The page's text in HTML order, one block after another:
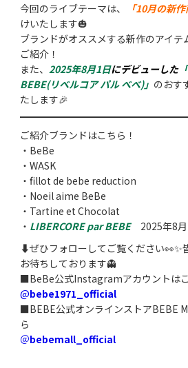
今回のライブテーマは、 「10月の新
けいたします🎃
ブランドがオススメする新作のアイテ
ご紹介！
また、 2025年8月1日にデビューした
BEBE(リベルコア パル べべ)」 のおす
たします🎉
ご紹介ブランドはこちら！
・BeBe
・WASK
・fillot de bebe reduction
・Noeil aime BeBe
・Tartine et Chocolat
・ LIBERCORE par BEBE2025年8月
⬇️ぜひフォローしてご覧ください👀✨
お待ちしております👻
■BeBe公式Instagramアカウントは
@bebe1971_official
■BEBE公式オンラインストアBEBE
ら
＠bebemall_official